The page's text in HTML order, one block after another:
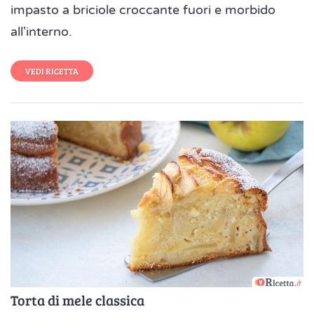
impasto a briciole croccante fuori e morbido
all'interno.
VEDI RICETTA
Torta di mele classica